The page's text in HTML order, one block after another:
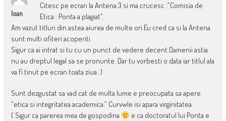
Ioan
Citesc pe ecran la Antena 3 si ma crucesc :”Comisia de
Etica : Ponta a plagiat”.
Am vazut titluri din astea aiurea de multe ori.Eu cred ca si la Antena
sunt multi ofiteri acoperiti.
Sigur ca ai intrat si tu cu un punct de vedere decent.Oamenii astia
nu au dreptul legal sa se pronunte. Dar tu vorbesti o data iar titlul ala
va fi tinut pe ecran toata ziua.:)
Sunt dezgustat sa vad cat de multa lume e preocupata sa apere
“etica si integritatea academica.” Curvwle isi apara virginitatea.
( Sigur ca parerea mea de gospodina
e ca doctoratul lui Ponta e